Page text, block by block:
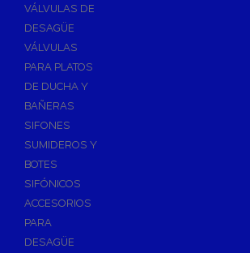
VÁLVULAS DE
DESAGÜE
VÁLVULAS
PARA PLATOS
DE DUCHA Y
BAÑERAS
SIFONES
SUMIDEROS Y
BOTES
SIFÓNICOS
ACCESORIOS
PARA
DESAGÜE